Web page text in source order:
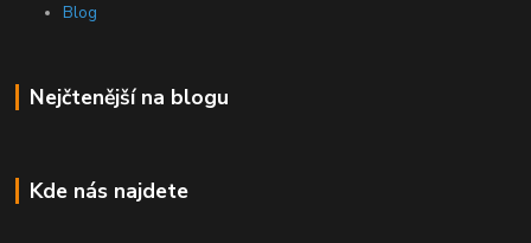
Blog
Nejčtenější na blogu
Kde nás najdete